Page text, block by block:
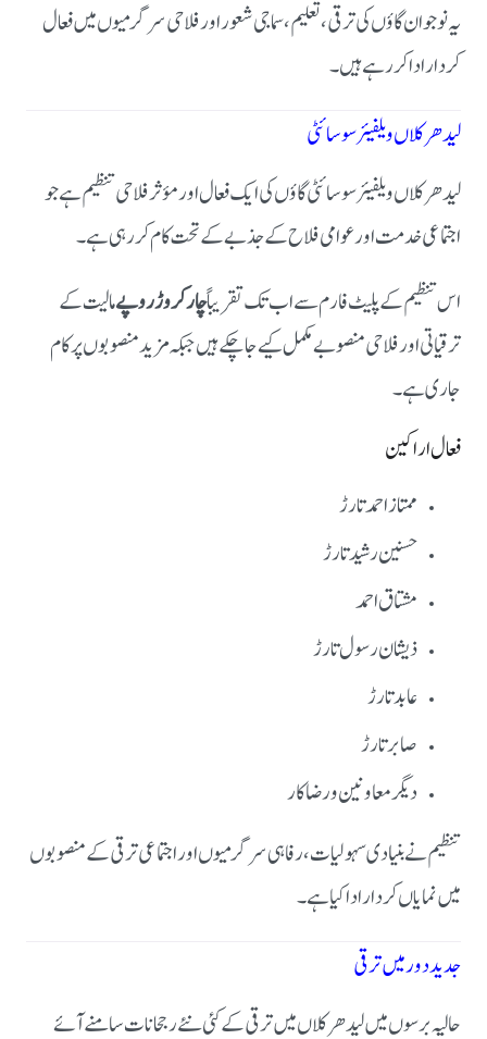
یہ نوجوان گاؤں کی ترقی، تعلیم، سماجی شعور اور فلاحی سرگرمیوں میں فعال
کردار ادا کر رہے ہیں۔
لیدھر کلاں ویلفیئر سوسائٹی
لیدھر کلاں ویلفیئر سوسائٹی گاؤں کی ایک فعال اور مؤثر فلاحی تنظیم ہے جو
اجتماعی خدمت اور عوامی فلاح کے جذبے کے تحت کام کر رہی ہے۔
اس تنظیم کے پلیٹ فارم سے اب تک تقریباًچار کروڑ روپےمالیت کے
ترقیاتی اور فلاحی منصوبے مکمل کیے جا چکے ہیں جبکہ مزید منصوبوں پر کام
جاری ہے۔
فعال اراکین
ممتاز احمد تارڑ
حسنین رشید تارڑ
مشتاق احمد
ذیشان رسول تارڑ
عابد تارڑ
صابر تارڑ
دیگر معاونین و رضاکار
تنظیم نے بنیادی سہولیات، رفاہی سرگرمیوں اور اجتماعی ترقی کے منصوبوں
میں نمایاں کردار ادا کیا ہے۔
جدید دور میں ترقی
حالیہ برسوں میں لیدھر کلاں میں ترقی کے کئی نئے رجحانات سامنے آئے